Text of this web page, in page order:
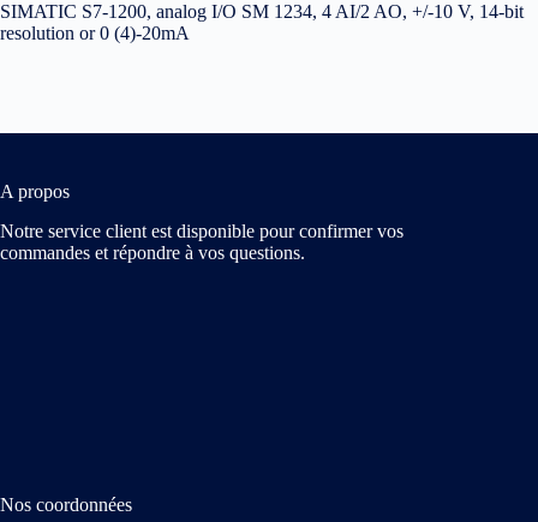
SIMATIC S7-1200, analog I/O SM 1234, 4 AI/2 AO, +/-10 V, 14-bit
resolution or 0 (4)-20mA
A propos
Notre service client est disponible pour confirmer vos
commandes et répondre à vos questions.
Nos coordonnées